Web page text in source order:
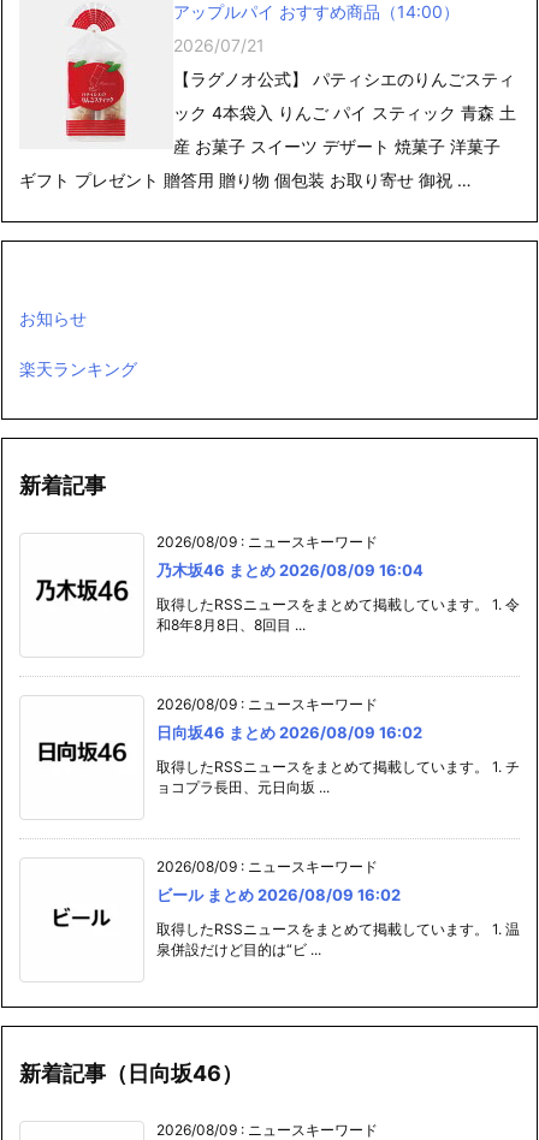
アップルパイ おすすめ商品（14:00）
2026/07/21
【ラグノオ公式】 パティシエのりんごスティ
ック 4本袋入 りんご パイ スティック 青森 土
産 お菓子 スイーツ デザート 焼菓子 洋菓子
ギフト プレゼント 贈答用 贈り物 個包装 お取り寄せ 御祝 …
お知らせ
楽天ランキング
新着記事
2026/08/09 : ニュースキーワード
乃木坂46 まとめ 2026/08/09 16:04
取得したRSSニュースをまとめて掲載しています。 1. 令
和8年8月8日、8回目 ...
2026/08/09 : ニュースキーワード
日向坂46 まとめ 2026/08/09 16:02
取得したRSSニュースをまとめて掲載しています。 1. チ
ョコプラ長田、元日向坂 ...
2026/08/09 : ニュースキーワード
ビール まとめ 2026/08/09 16:02
取得したRSSニュースをまとめて掲載しています。 1. 温
泉併設だけど目的は“ビ ...
新着記事（日向坂46）
2026/08/09 : ニュースキーワード